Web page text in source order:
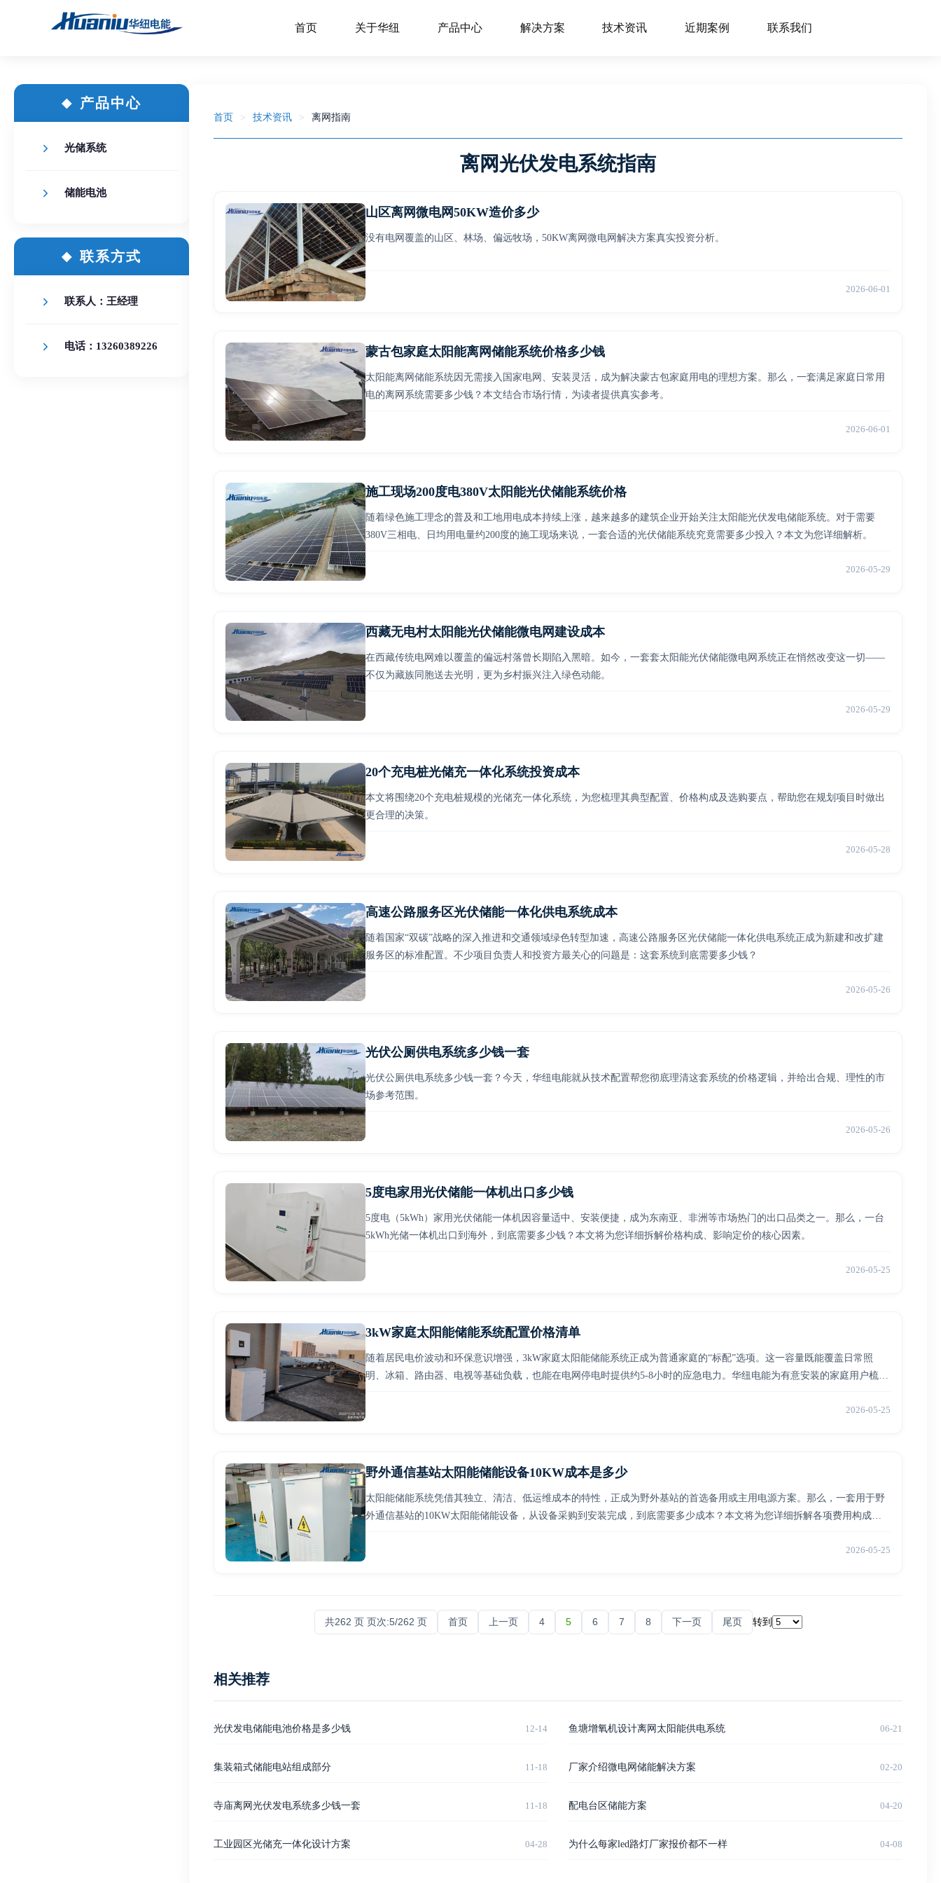
首页 关于华纽 产品中心 解决方案 技术资讯 近期案例 联系我们
产品中心
光储系统
储能电池
联系方式
联系人：王经理
电话：13260389226
首页 > 技术资讯 > 离网指南
离网光伏发电系统指南
山区离网微电网50KW造价多少
没有电网覆盖的山区、林场、偏远牧场，50KW离网微电网解决方案真实投资分析。
2026-06-01
蒙古包家庭太阳能离网储能系统价格多少钱
太阳能离网储能系统因无需接入国家电网、安装灵活，成为解决蒙古包家庭用电的理想方案。那么，一套满足家庭日常用
电的离网系统需要多少钱？本文结合市场行情，为读者提供真实参考。
2026-06-01
施工现场200度电380V太阳能光伏储能系统价格
随着绿色施工理念的普及和工地用电成本持续上涨，越来越多的建筑企业开始关注太阳能光伏发电储能系统。对于需要
380V三相电、日均用电量约200度的施工现场来说，一套合适的光伏储能系统究竟需要多少投入？本文为您详细解析。
2026-05-29
西藏无电村太阳能光伏储能微电网建设成本
在西藏传统电网难以覆盖的偏远村落曾长期陷入黑暗。如今，一套套太阳能光伏储能微电网系统正在悄然改变这一切——
不仅为藏族同胞送去光明，更为乡村振兴注入绿色动能。
2026-05-29
20个充电桩光储充一体化系统投资成本
本文将围绕20个充电桩规模的光储充一体化系统，为您梳理其典型配置、价格构成及选购要点，帮助您在规划项目时做出
更合理的决策。
2026-05-28
高速公路服务区光伏储能一体化供电系统成本
随着国家“双碳”战略的深入推进和交通领域绿色转型加速，高速公路服务区光伏储能一体化供电系统正成为新建和改扩建
服务区的标准配置。不少项目负责人和投资方最关心的问题是：这套系统到底需要多少钱？
2026-05-26
光伏公厕供电系统多少钱一套
光伏公厕供电系统多少钱一套？今天，华纽电能就从技术配置帮您彻底理清这套系统的价格逻辑，并给出合规、理性的市
场参考范围。
2026-05-26
5度电家用光伏储能一体机出口多少钱
5度电（5kWh）家用光伏储能一体机因容量适中、安装便捷，成为东南亚、非洲等市场热门的出口品类之一。那么，一台
5kWh光储一体机出口到海外，到底需要多少钱？本文将为您详细拆解价格构成、影响定价的核心因素。
2026-05-25
3kW家庭太阳能储能系统配置价格清单
随着居民电价波动和环保意识增强，3kW家庭太阳能储能系统正成为普通家庭的“标配”选项。这一容量既能覆盖日常照
明、冰箱、路由器、电视等基础负载，也能在电网停电时提供约5-8小时的应急电力。华纽电能为有意安装的家庭用户梳理
2026-05-25
野外通信基站太阳能储能设备10KW成本是多少
太阳能储能系统凭借其独立、清洁、低运维成本的特性，正成为野外基站的首选备用或主用电源方案。那么，一套用于野
外通信基站的10KW太阳能储能设备，从设备采购到安装完成，到底需要多少成本？本文将为您详细拆解各项费用构成，
2026-05-25
共262 页 页次:5/262 页 首页 上一页 4 5 6 7 8 下一页 尾页 转到
相关推荐
光伏发电储能电池价格是多少钱 12-14 鱼塘增氧机设计离网太阳能供电系统 06-21
集装箱式储能电站组成部分 11-18 厂家介绍微电网储能解决方案 02-20
寺庙离网光伏发电系统多少钱一套 11-18 配电台区储能方案 04-20
工业园区光储充一体化设计方案 04-28 为什么每家led路灯厂家报价都不一样 04-08